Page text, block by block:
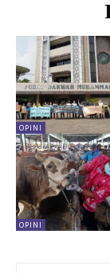
OPINI
OPINI